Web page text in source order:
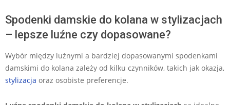
Spodenki damskie do kolana w stylizacjach
– lepsze luźne czy dopasowane?
Wybór między luźnymi a bardziej dopasowanymi spodenkami
damskimi do kolana zależy od kilku czynników, takich jak okazja,
stylizacja oraz osobiste preferencje.